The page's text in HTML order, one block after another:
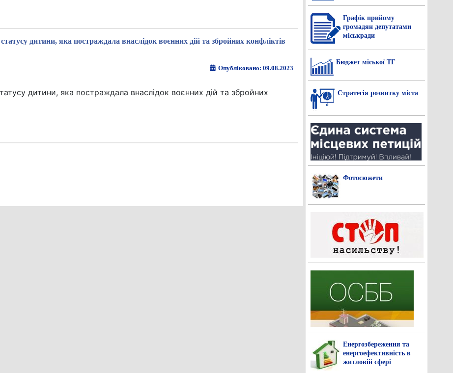
дитини, яка постраждала внаслідок воєнних дій та збройних конфліктів
Опубліковано: 09.08.2023
дитини, яка постраждала внаслідок воєнних дій та збройних
Графік прийому
громадян депутатами
міськради
Бюджет міської ТГ
Стратегія розвитку міста
Фотосюжети
Енергозбереження та
енергоефективність в
житловій сфері